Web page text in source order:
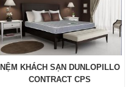
NỆM KHÁCH SẠN DUNLOPILLO
CONTRACT CPS